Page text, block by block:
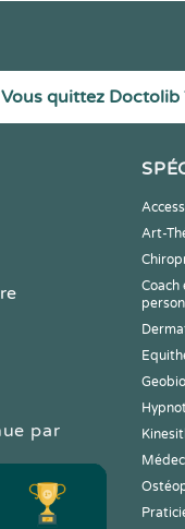
Vous quittez Doctolib
par
Art-
Coach